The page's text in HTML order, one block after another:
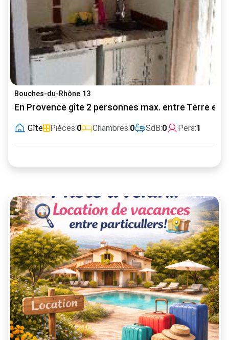
Bouches-du-Rhône 13
En Provence gîte 2 personnes max. entre Terre et
Gîte Pièces:0 Chambres:0 SdB:0 Pers:1